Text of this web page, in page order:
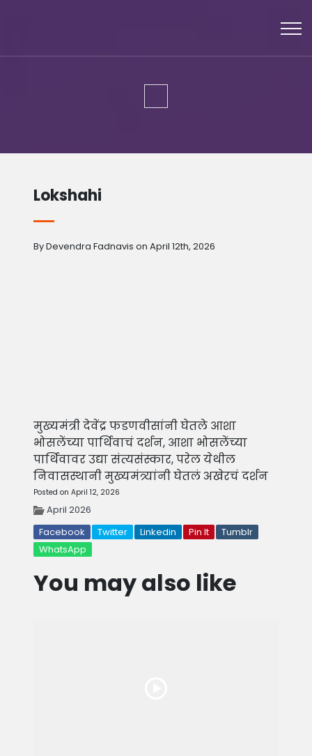
Lokshahi
By Devendra Fadnavis on April 12th, 2026
मुख्यमंत्री देवेंद्र फडणवीसांनी घेतले आशा
भोसलेंच्या पार्थिवाचं दर्शन, आशा भोसलेंच्या
पार्थिवावर उद्या संत्यसंस्कार, परेल येथील
निवासस्थानी मुख्यमंत्र्यांनी घेतलं अखेरचं दर्शन
Posted on April 12, 2026
April 2026
Facebook
Twitter Linkedin Pin It
Tumblr
WhatsApp
You may also like